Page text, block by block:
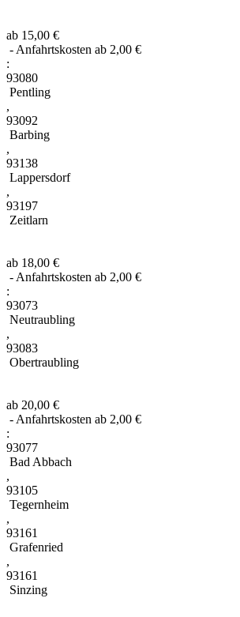
ab 15,00 €
- Anfahrtskosten ab 2,00 €
:
93080
Pentling
,
93092
Barbing
,
93138
Lappersdorf
,
93197
Zeitlarn
ab 18,00 €
- Anfahrtskosten ab 2,00 €
:
93073
Neutraubling
,
93083
Obertraubling
ab 20,00 €
- Anfahrtskosten ab 2,00 €
:
93077
Bad Abbach
,
93105
Tegernheim
,
93161
Grafenried
,
93161
Sinzing